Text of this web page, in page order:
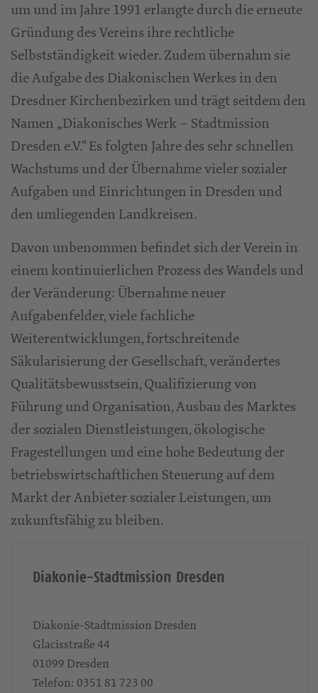
um und im Jahre 1991 erlangte durch die erneute
Gründung des Vereins ihre rechtliche
Selbstständigkeit wieder. Zudem übernahm sie
die Aufgabe des Diakonischen Werkes in den
Dresdner Kirchenbezirken und trägt seitdem den
Namen „Diakonisches Werk – Stadtmission
Dresden e.V.“ Es folgten Jahre des sehr schnellen
Wachstums und der Übernahme vieler sozialer
Aufgaben und Einrichtungen in Dresden und
den umliegenden Landkreisen.
Davon unbenommen befindet sich der Verein in
einem kontinuierlichen Prozess des Wandels und
der Veränderung: Übernahme neuer
Aufgabenfelder, viele fachliche
Weiterentwicklungen, fortschreitende
Säkularisierung der Gesellschaft, verändertes
Qualitätsbewusstsein, Qualifizierung von
Führung und Organisation, Ausbau des Marktes
der sozialen Dienstleistungen, ökologische
Fragestellungen und eine hohe Bedeutung der
betriebswirtschaftlichen Steuerung auf dem
Markt der Anbieter sozialer Leistungen, um
zukunftsfähig zu bleiben.
Diakonie-Stadtmission Dresden
Diakonie-Stadtmission Dresden
Glacisstraße 44
01099 Dresden
Telefon: 0351 81 723 00